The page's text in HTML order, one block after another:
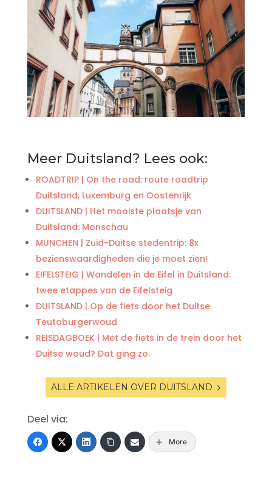
Meer Duitsland? Lees ook:
ROADTRIP | On the road: route roadtrip
Duitsland, Luxemburg en Oostenrijk
DUITSLAND | Het mooiste plaatsje van
Duitsland: Monschau
MÜNCHEN | Zuid-Duitse stedentrip: 8x
bezienswaardigheden die je moet zien!
EIFELSTEIG | Wandelen in de Eifel in Duitsland:
twee etappes van de Eifelsteig
DUITSLAND | Op de fiets door het Duitse
Teutoburgerwoud
REISDAGBOEK | Met de fiets in de trein door het
Duitse woud? Dat ging zo.
ALLE ARTIKELEN OVER DUITSLAND
Deel via:
More